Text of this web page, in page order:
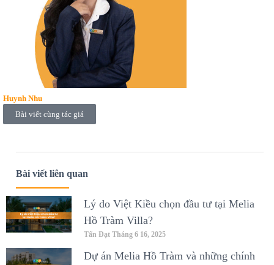
Huynh Nhu
Bài viết cùng tác giả
Bài viết liên quan
Lý do Việt Kiều chọn đầu tư tại Melia
Hồ Tràm Villa?
Tấn Đạt Tháng 6 16, 2025
Dự án Melia Hồ Tràm và những chính